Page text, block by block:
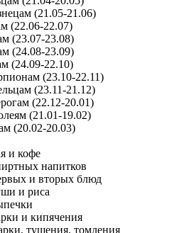
(21.05-21.06)
(22.06-22.07)
(23.07-23.08)
(24.08-23.09)
(24.09-22.10)
(23.10-22.11)
(23.11-21.12)
(22.12-20.01)
(21.01-19.02)
(20.02-20.03)
и кофе
напитков
и вторых блюд
и риса
и кипячения
тушения, томления